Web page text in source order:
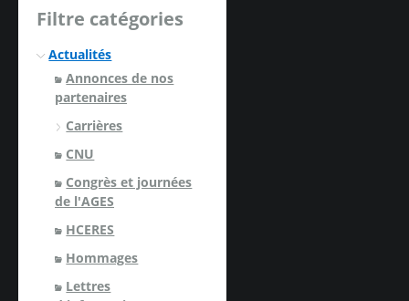
Filtre catégories
Actualités
Annonces de nos
partenaires
Carrières
CNU
Congrès et journées
de l'AGES
HCERES
Hommages
Lettres